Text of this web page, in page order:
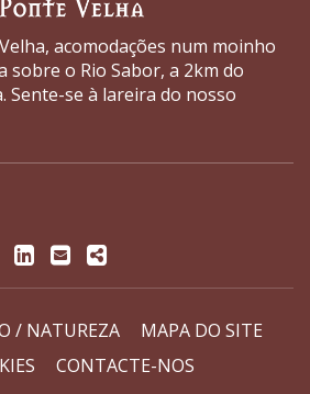
acomodações num moinho
sobre o Rio Sabor, a 2km do
Sente-se à lareira do nosso
Linkedin
EmailShare
/ NATUREZA
MAPA DO SITE
CONTACTE-NOS